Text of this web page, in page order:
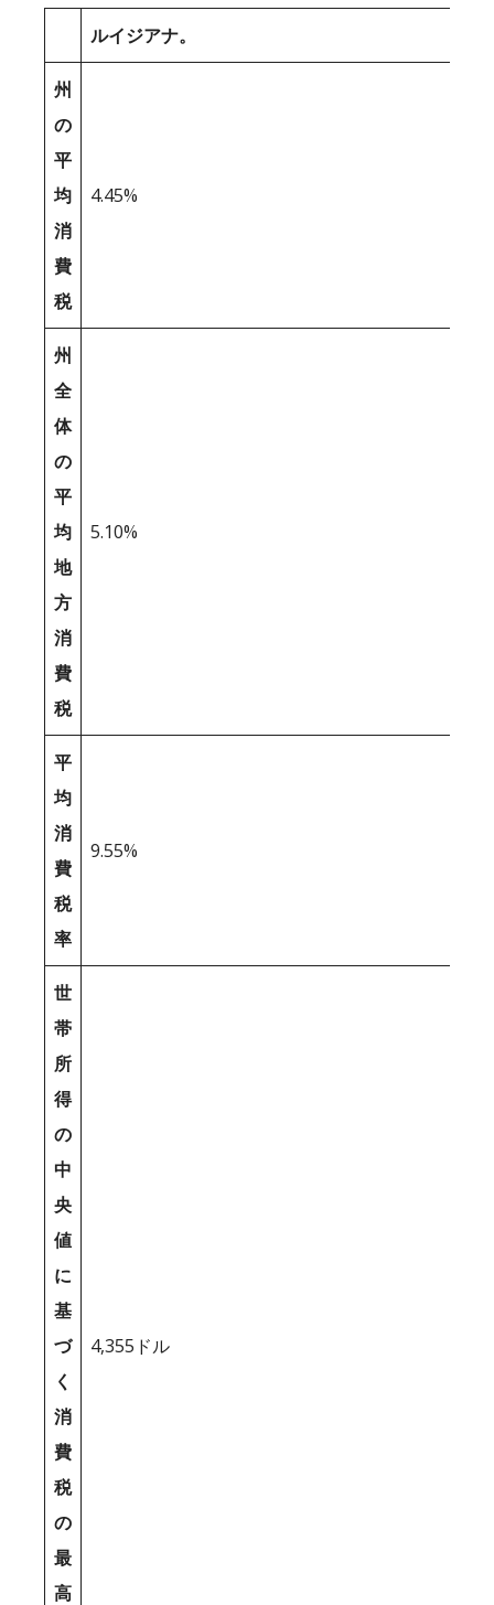
ルイジアナ。
州
の
平
均
消
費
税
4.45%
州
全
体
の
平
均
地
方
消
費
税
5.10%
平
均
消
費
税
率
9.55%
世
帯
所
得
の
中
央
値
に
基
づ
く
消
費
税
の
最
高
4,355ドル